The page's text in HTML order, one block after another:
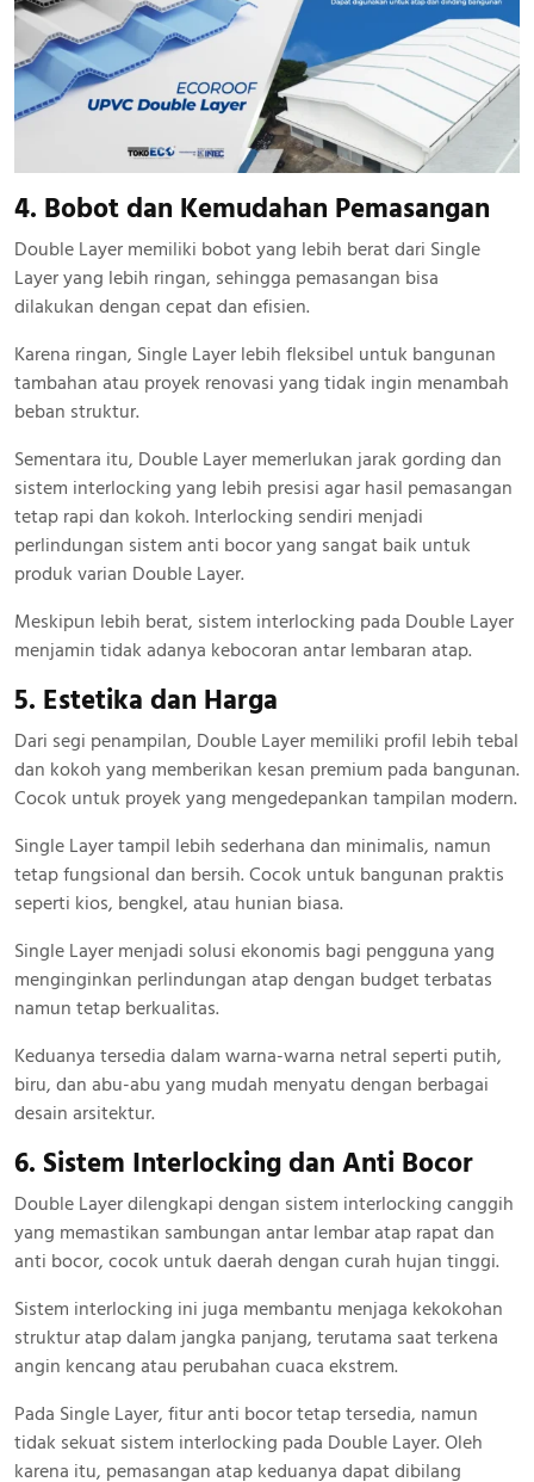
4. Bobot dan Kemudahan Pemasangan
Double Layer memiliki bobot yang lebih berat dari Single
Layer yang lebih ringan, sehingga pemasangan bisa
dilakukan dengan cepat dan efisien.
Karena ringan, Single Layer lebih fleksibel untuk bangunan
tambahan atau proyek renovasi yang tidak ingin menambah
beban struktur.
Sementara itu, Double Layer memerlukan jarak gording dan
sistem interlocking yang lebih presisi agar hasil pemasangan
tetap rapi dan kokoh. Interlocking sendiri menjadi
perlindungan sistem anti bocor yang sangat baik untuk
produk varian Double Layer.
Meskipun lebih berat, sistem interlocking pada Double Layer
menjamin tidak adanya kebocoran antar lembaran atap.
5. Estetika dan Harga
Dari segi penampilan, Double Layer memiliki profil lebih tebal
dan kokoh yang memberikan kesan premium pada bangunan.
Cocok untuk proyek yang mengedepankan tampilan modern.
Single Layer tampil lebih sederhana dan minimalis, namun
tetap fungsional dan bersih. Cocok untuk bangunan praktis
seperti kios, bengkel, atau hunian biasa.
Single Layer menjadi solusi ekonomis bagi pengguna yang
menginginkan perlindungan atap dengan budget terbatas
namun tetap berkualitas.
Keduanya tersedia dalam warna-warna netral seperti putih,
biru, dan abu-abu yang mudah menyatu dengan berbagai
desain arsitektur.
6. Sistem Interlocking dan Anti Bocor
Double Layer dilengkapi dengan sistem interlocking canggih
yang memastikan sambungan antar lembar atap rapat dan
anti bocor, cocok untuk daerah dengan curah hujan tinggi.
Sistem interlocking ini juga membantu menjaga kekokohan
struktur atap dalam jangka panjang, terutama saat terkena
angin kencang atau perubahan cuaca ekstrem.
Pada Single Layer, fitur anti bocor tetap tersedia, namun
tidak sekuat sistem interlocking pada Double Layer. Oleh
karena itu, pemasangan atap keduanya dapat dibilang